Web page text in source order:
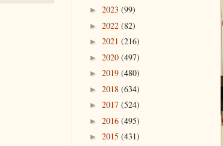
► 2023 (99)
► 2022 (82)
► 2021 (216)
► 2020 (497)
► 2019 (480)
► 2018 (634)
► 2017 (524)
► 2016 (495)
► 2015 (431)